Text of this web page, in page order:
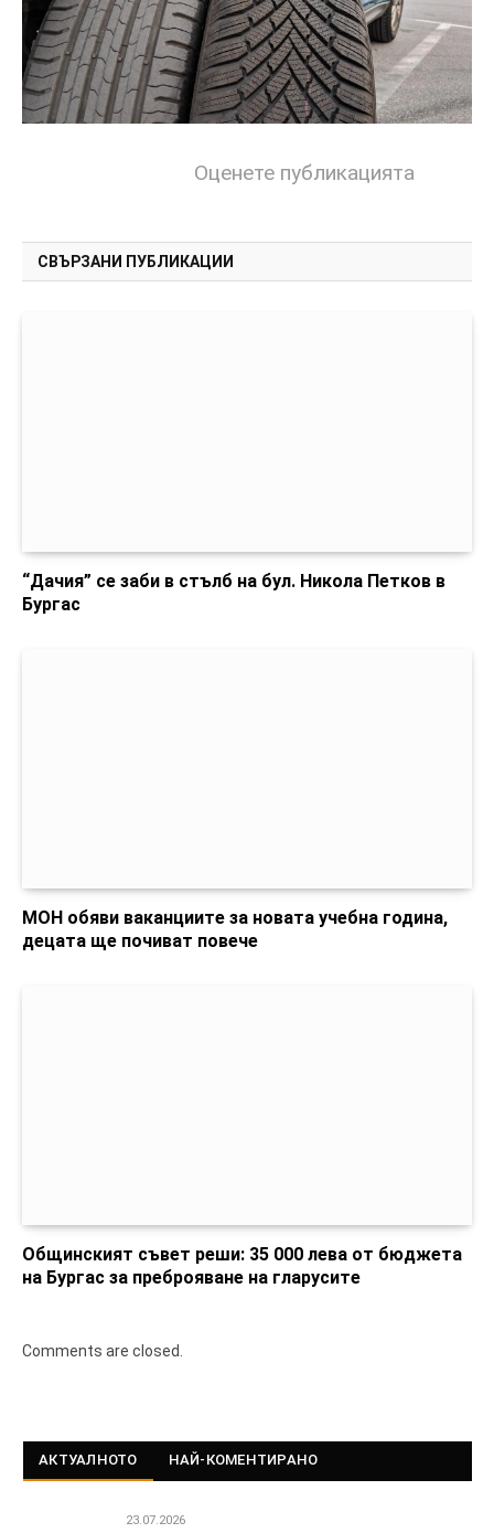
Оценете публикацията
СВЪРЗАНИ ПУБЛИКАЦИИ
“Дачия” се заби в стълб на бул. Никола Петков в
Бургас
МОН обяви ваканциите за новата учебна година,
децата ще почиват повече
Общинският съвет реши: 35 000 лева от бюджета
на Бургас за преброяване на гларусите
Comments are closed.
АКТУАЛНОТО НАЙ-КОМЕНТИРАНО
23.07.2026